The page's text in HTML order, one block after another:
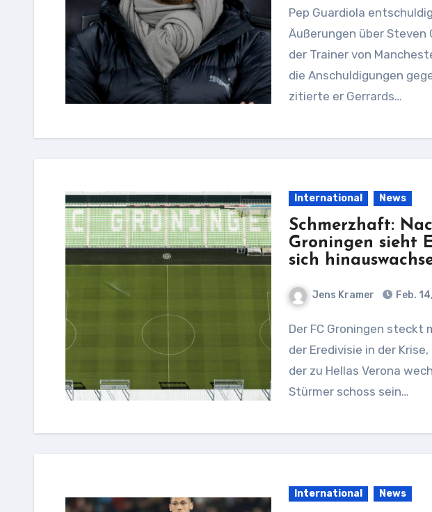
Pep Guardiola entschuldigt sich für seine
Äußerungen über Steven
der Trainer von
die Anschuldigungen
zitierte er Gerrards…
International News
Schmerzhaft:
Groningen sieht
sich
Jens Kramer Feb.
Der FC Groningen steckt mit dem letzten Platz in
der Eredivisie in der
der zu Hellas Verona
Stürmer schoss sein…
International News